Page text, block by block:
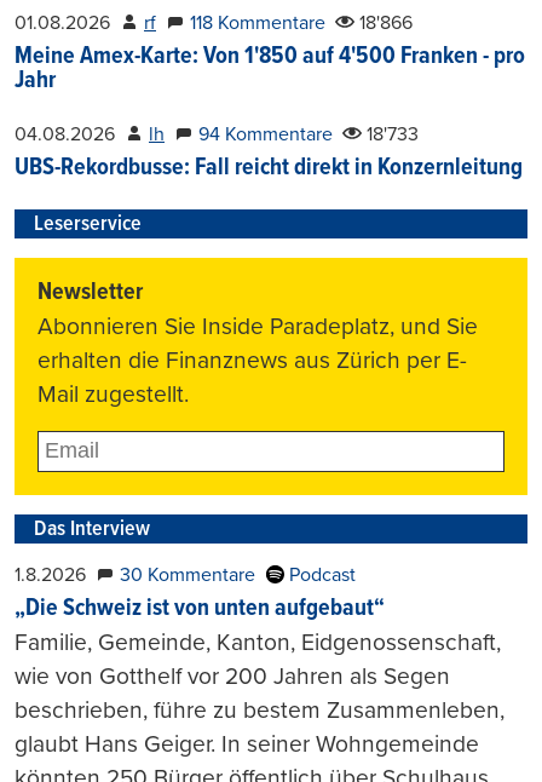
01.08.2026 rf 118 Kommentare 18'866
Meine Amex-Karte: Von 1'850 auf 4'500 Franken - pro
Jahr
04.08.2026 lh 94 Kommentare 18'733
UBS-Rekordbusse: Fall reicht direkt in Konzernleitung
Leserservice
Newsletter
Abonnieren Sie Inside Paradeplatz, und Sie
erhalten die Finanznews aus Zürich per E-
Mail zugestellt.
Das Interview
1.8.2026 30 Kommentare Podcast
„Die Schweiz ist von unten aufgebaut“
Familie, Gemeinde, Kanton, Eidgenossenschaft,
wie von Gotthelf vor 200 Jahren als Segen
beschrieben, führe zu bestem Zusammenleben,
glaubt Hans Geiger. In seiner Wohngemeinde